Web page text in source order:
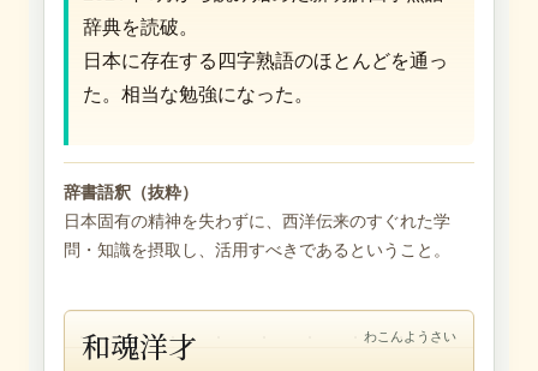
辞典を読破。
日本に存在する四字熟語のほとんどを通っ
た。相当な勉強になった。
辞書語釈（抜粋）
日本固有の精神を失わずに、西洋伝来のすぐれた学
問・知識を摂取し、活用すべきであるということ。
和魂洋才 わこんようさい